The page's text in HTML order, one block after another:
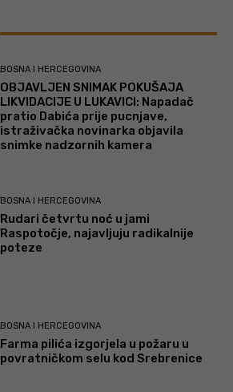
BOSNA I HERCEGOVINA
OBJAVLJEN SNIMAK POKUŠAJA
LIKVIDACIJE U LUKAVICI: Napadač
pratio Dabića prije pucnjave,
istraživačka novinarka objavila
snimke nadzornih kamera
BOSNA I HERCEGOVINA
Rudari četvrtu noć u jami
Raspotočje, najavljuju radikalnije
poteze
BOSNA I HERCEGOVINA
Farma pilića izgorjela u požaru u
povratničkom selu kod Srebrenice